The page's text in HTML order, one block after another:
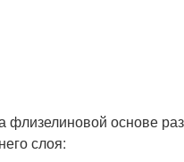
флизелиновой основе
слоя: